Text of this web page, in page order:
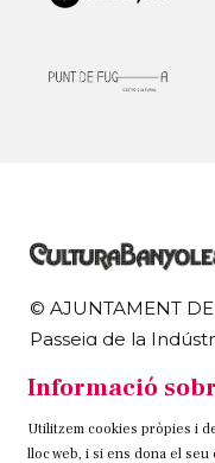
© AJUNTAMENT
Passeig de la
972 58 18 48 | 972
Sitemap Avís
Informació
Utilitzem cookies pròpies i
lloc web, i si ens dona el